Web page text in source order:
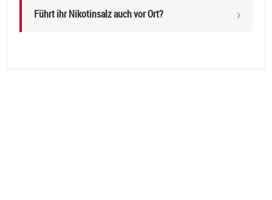
Führt ihr Nikotinsalz auch vor Ort?